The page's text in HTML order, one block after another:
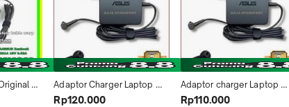
A456U
Adaptor Charger Laptop
Asus A456 A456u A456UR
Rp120.000
Adaptor charger Laptop
Asus A456U A456UR A456
Rp110.000